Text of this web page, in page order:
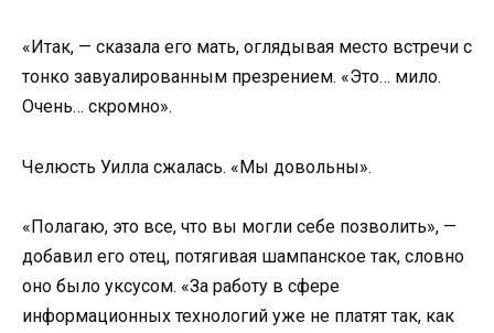
«Итак, — сказала его мать, оглядывая место встречи с
тонко завуалированным презрением. «Это… мило.
Очень… скромно».
Челюсть Уилла сжалась. «Мы довольны».
«Полагаю, это все, что вы могли себе позволить», —
добавил его отец, потягивая шампанское так, словно
оно было уксусом. «За работу в сфере
информационных технологий уже не платят так, как